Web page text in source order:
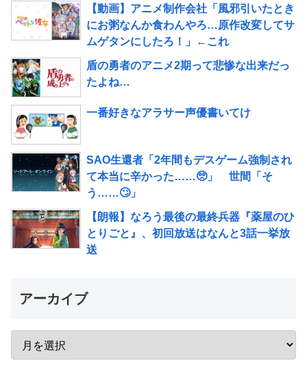
【動画】アニメ制作会社「風邪引いたとき
にお粥なんか食わんやろ…原作改変してサ
ムゲタンにしたろ！」←これ
盾の勇者のアニメ2期って悲惨な出来だっ
たよね…
一番好きなアラサー声優書いてけ
SAO生還者「2年間もデスゲーム強制され
て本当に辛かった……🥺」 世間「そ
う……🙄」
【朗報】なろう最後の最終兵器『薬屋のひ
とりごと』、初回放送はなんと3話一挙放
送
アーカイブ